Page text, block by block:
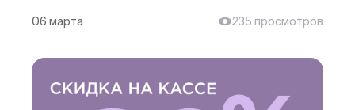
06 марта 235 просмотров